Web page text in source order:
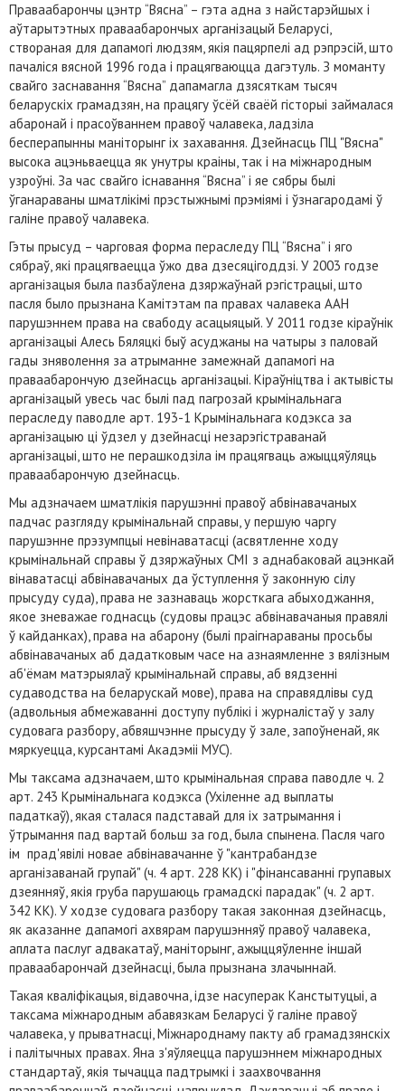
Праваабарончы цэнтр “Вясна” – гэта адна з найстарэйшых і
аўтарытэтных праваабарончых арганізацый Беларусі,
створаная для дапамогі людзям, якія пацярпелі ад рэпрэсій, што
пачаліся вясной 1996 года і працягваюцца дагэтуль. З моманту
свайго заснавання “Вясна” дапамагла дзясяткам тысяч
беларускіх грамадзян, на працягу ўсёй сваёй гісторыі займалася
абаронай і прасоўваннем правоў чалавека, ладзіла
бесперапынны маніторынг іх захавання. Дзейнасць ПЦ "Вясна"
высока ацэньваецца як унутры краіны, так і на міжнародным
узроўні. За час свайго існавання “Вясна” і яе сябры былі
ўганараваны шматлікімі прэстыжнымі прэміямі і ўзнагародамі ў
галіне правоў чалавека.
Гэты прысуд – чарговая форма пераследу ПЦ “Вясна” і яго
сябраў, які працягваецца ўжо два дзесяцігоддзі. У 2003 годзе
арганізацыя была пазбаўлена дзяржаўнай рэгістрацыі, што
пасля было прызнана Камітэтам па правах чалавека ААН
парушэннем права на свабоду асацыяцый. У 2011 годзе кіраўнік
арганізацыі Алесь Бяляцкі быў асуджаны на чатыры з паловай
гады зняволення за атрыманне замежнай дапамогі на
праваабарончую дзейнасць арганізацыі. Кіраўніцтва і актывісты
арганізацый увесь час былі пад пагрозай крымінальнага
пераследу паводле арт. 193-1 Крымінальнага кодэкса за
арганізацыю ці ўдзел у дзейнасці незарэгістраванай
арганізацыі, што не перашкодзіла ім працягваць ажыццяўляць
праваабарончую дзейнасць.
Мы адзначаем шматлікія парушэнні правоў абвінавачаных
падчас разгляду крымінальнай справы, у першую чаргу
парушэнне прэзумпцыі невінаватасці (асвятленне ходу
крымінальнай справы ў дзяржаўных СМІ з аднабаковай ацэнкай
вінаватасці абвінавачаных да ўступлення ў законную сілу
прысуду суда), права не зазнаваць жорсткага абыходжання,
якое зневажае годнасць (судовы працэс абвінавачаныя правялі
ў кайданках), права на абарону (былі праігнараваны просьбы
абвінавачаных аб дадатковым часе на азнаямленне з вялізным
аб'ёмам матэрыялаў крымінальнай справы, аб вядзенні
судаводства на беларускай мове), права на справядлівы суд
(адвольныя абмежаванні доступу публікі і журналістаў у залу
судовага разбору, абвяшчэнне прысуду ў зале, запоўненай, як
мяркуецца, курсантамі Акадэміі МУС).
Мы таксама адзначаем, што крымінальная справа паводле ч. 2
арт. 243 Крымінальнага кодэкса (Ухіленне ад выплаты
падаткаў), якая сталася падставай для іх затрымання і
ўтрымання пад вартай больш за год, была спынена. Пасля чаго
ім прад'явілі новае абвінавачанне ў "кантрабандзе
арганізаванай групай" (ч. 4 арт. 228 КК) і "фінансаванні групавых
дзеянняў, якія груба парушаюць грамадскі парадак" (ч. 2 арт.
342 КК). У ходзе судовага разбору такая законная дзейнасць,
як аказанне дапамогі ахвярам парушэнняў правоў чалавека,
аплата паслуг адвакатаў, маніторынг, ажыццяўленне іншай
праваабарончай дзейнасці, была прызнана злачыннай.
Такая кваліфікацыя, відавочна, ідзе насуперак Канстытуцыі, а
таксама міжнародным абавязкам Беларусі ў галіне правоў
чалавека, у прыватнасці, Міжнароднаму пакту аб грамадзянскіх
і палітычных правах. Яна з'яўляецца парушэннем міжнародных
стандартаў, якія тычацца падтрымкі і заахвочвання